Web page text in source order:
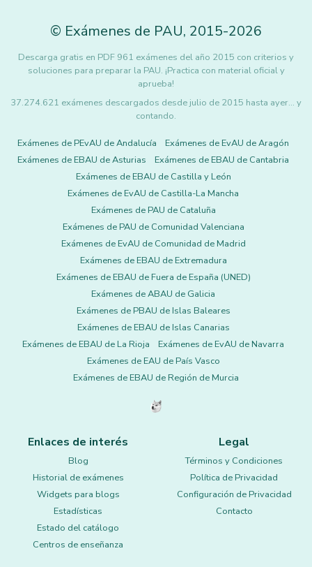
© Exámenes de PAU, 2015-2026
Descarga gratis en PDF 961 exámenes del año 2015 con criterios y
soluciones para preparar la PAU. ¡Practica con material oficial y
aprueba!
37.274.621 exámenes descargados desde julio de 2015 hasta ayer... y
contando.
Exámenes de PEvAU de Andalucía
Exámenes de EvAU de Aragón
Exámenes de EBAU de Asturias
Exámenes de EBAU de Cantabria
Exámenes de EBAU de Castilla y León
Exámenes de EvAU de Castilla-La Mancha
Exámenes de PAU de Cataluña
Exámenes de PAU de Comunidad Valenciana
Exámenes de EvAU de Comunidad de Madrid
Exámenes de EBAU de Extremadura
Exámenes de EBAU de Fuera de España (UNED)
Exámenes de ABAU de Galicia
Exámenes de PBAU de Islas Baleares
Exámenes de EBAU de Islas Canarias
Exámenes de EBAU de La Rioja
Exámenes de EvAU de Navarra
Exámenes de EAU de País Vasco
Exámenes de EBAU de Región de Murcia
Enlaces de interés
Blog
Historial de exámenes
Widgets para blogs
Estadísticas
Estado del catálogo
Centros de enseñanza
Legal
Términos y Condiciones
Política de Privacidad
Configuración de Privacidad
Contacto